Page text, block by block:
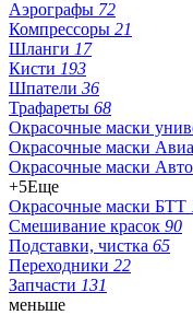
Аэрографы 72
Компрессоры 21
Шланги 17
Кисти 193
Шпатели 36
Трафареты 68
Окрасочные маски
Окрасочные маски
Окрасочные маски Авто
+5Еще
Окрасочные маски БТТ
Смешивание красок 90
Подставки, чистка 65
Переходники 22
Запчасти 131
меньше